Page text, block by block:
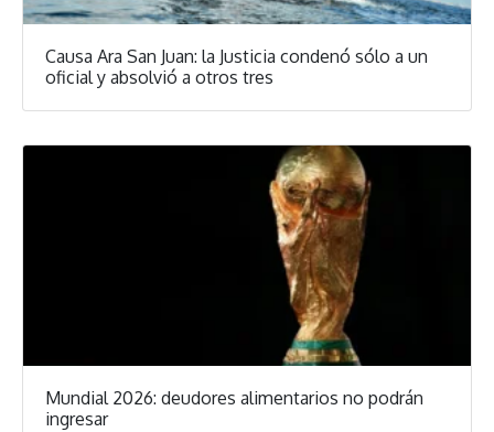
Causa Ara San Juan: la Justicia condenó sólo a un
oficial y absolvió a otros tres
Mundial 2026: deudores alimentarios no podrán
ingresar